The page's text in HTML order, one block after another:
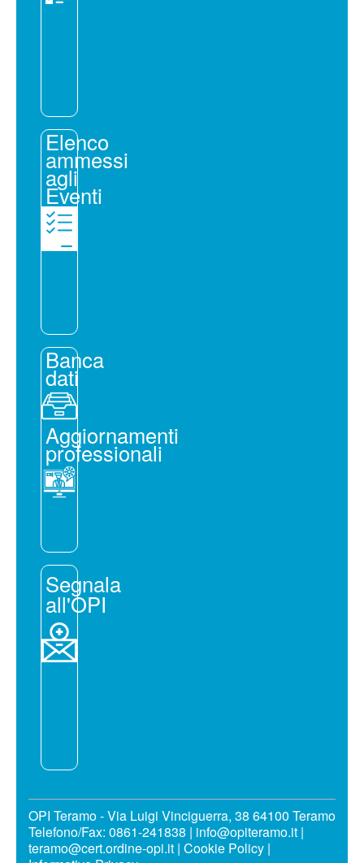
Elenco
ammessi
agli
Eventi
Banca
dati
Aggiornamenti
professionali
Segnala
all'OPI
OPI Teramo - Via Luigi Vinciguerra, 38 64100 Teramo
Telefono/Fax: 0861-241838 | info@opiteramo.it |
teramo@cert.ordine-opi.it | Cookie Policy |